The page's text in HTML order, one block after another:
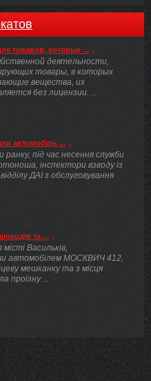
товаров, которые ...
деятельности,
товары, в которых
вещества, их
без лицензии. ...
автомобіль ...
ранку, під час несення служби
інспектори взводу із
ДАІ з обслуговування
та ...
Васильків,
автомобілем МОСКВИЧ 412,
мешканку та з місця
проїзну ...